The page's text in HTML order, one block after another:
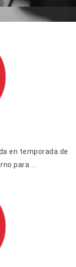
en temporada de
para ...